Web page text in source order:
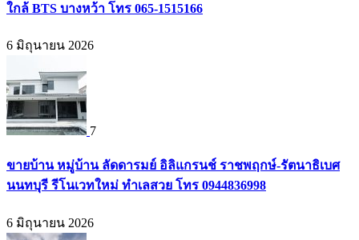
ใกล้ BTS บางหว้า โทร 065-1515166
6 มิถุนายน 2026
7
ขายบ้าน หมู่บ้าน ลัดดารมย์ อิลิแกรนช์ ราชพฤกษ์-รัตนาธิเบศ
นนทบุรี รีโนเวทใหม่ ทำเลสวย โทร 0944836998
6 มิถุนายน 2026